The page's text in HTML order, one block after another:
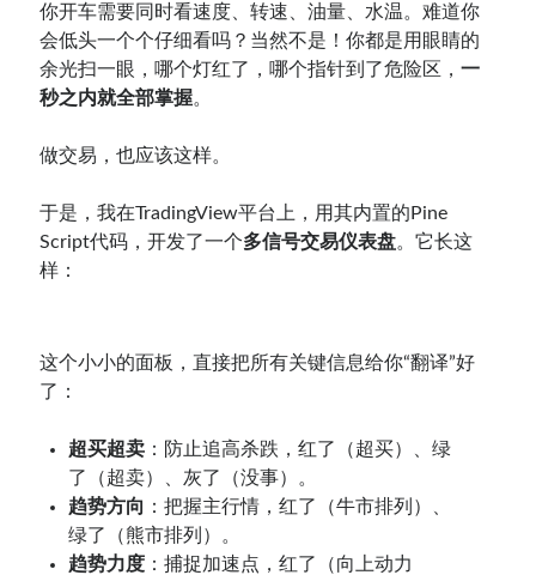
你开车需要同时看速度、转速、油量、水温。难道你
会低头一个个仔细看吗？当然不是！你都是用眼睛的
余光扫一眼，哪个灯红了，哪个指针到了危险区，一
秒之内就全部掌握。
做交易，也应该这样。
于是，我在TradingView平台上，用其内置的Pine
Script代码，开发了一个多信号交易仪表盘。它长这
样：
这个小小的面板，直接把所有关键信息给你“翻译”好
了：
超买超卖 ：防止追高杀跌，红了（超买）、绿
了（超卖）、灰了（没事）。
趋势方向 ：把握主行情，红了（牛市排列）、
绿了（熊市排列）。
趋势力度 ：捕捉加速点，红了（向上动力